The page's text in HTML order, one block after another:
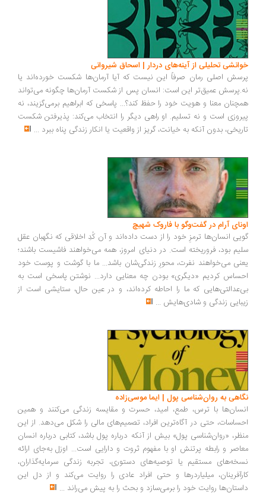
تحلیلی از آینه‌های دردار | اسحاق شیروانی
اصلی رمان صرفاً این نیست که آیا آرمان‌ها شکست خورده‌اند یا
عمیق‌تر این است: انسان پس از شکست آرمان‌ها چگونه می‌تواند
معنا و هویت خود را حفظ کند؟... پاسخی که ابراهیم برمی‌گزیند، نه
است و نه تسلیم. او راهی دیگر را انتخاب می‌کند: پذیرفتن شکست
بدون آنکه به خیانت، گریز از واقعیت یا انکار زندگی پناه ببرد...
آرام در گفت‌وگو با فاروک شهیچ‭
انسان‌ها ترمزِ خود را از دست داده‌اند و آن کُدِ اخلاقی که نگهبان عقل
بود، فروریخته است. در دنیای امروز، همه می‌خواهند فاشیست باشند؛
می‌خواهند نفرت، محورِ زندگی‌شان باشد... ما با گوشت و پوست خود
کردیم «دیگری» بودن چه معنایی دارد... نوشتن پاسخی است به
که ما را احاطه کرده‌اند، و در عین حال، ستایشی است از
زندگی و شادی‌هایش...
به روان‌شناسی پول | ایما موسی‌زاده
با ترس، طمع، امید، حسرت و مقایسه زندگی می‌کنند و همین
حتی در آگاه‌ترین افراد، تصمیم‌های مالی را شکل می‌دهد. از این
«روان‌شناسی پول» بیش از آنکه درباره پول باشد، کتابی درباره انسان
و رابطه پرتنش او با مفهوم ثروت و دارایی است... اوزل به‌جای ارائه
مستقیم یا توصیه‌های دستوری، تجربه زندگی سرمایه‌گذاران،
میلیاردرها و حتی افراد عادی را روایت می‌کند و از دل این
روایت خود را برمی‌سازد و بحث را به پیش می‌راند ...